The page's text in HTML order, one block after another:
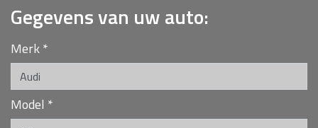
Gegevens van uw auto:
Merk*
Model *